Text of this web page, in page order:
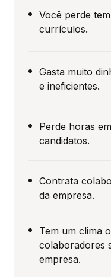
Você perde
currículos.
Gasta muito
e ineficientes.
Perde horas
candidatos.
Contrata
da empresa.
Tem um clima
colaboradores
empresa.